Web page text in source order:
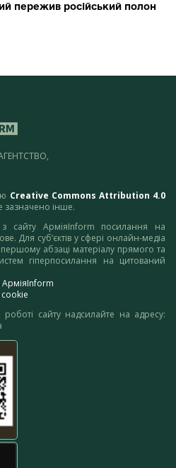
пережив російський полон
Creative Commons Attribution 4.0
зазначено інше.
з сайту АрміяInform посилання на
Для суб’єктів у сфері онлайн-медіа
абзаці матеріалу прямого та
гіперпосилання на цитований
АрміяInform
cookie
сайту надсилайте на адресу: